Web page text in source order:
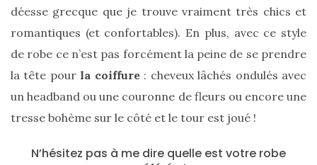
déesse grecque que je trouve vraiment très chics et
romantiques (et confortables). En plus, avec ce style
de robe ce n’est pas forcément la peine de se prendre
la tête pourla coiffure: cheveux lâchés ondulés avec
un headband ou une couronne de fleurs ou encore une
tresse bohème sur le côté et le tour est joué !
N’hésitez pas à me dire quelle est votre robe